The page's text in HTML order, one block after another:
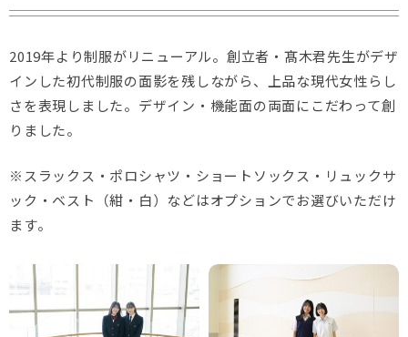
Instagram Facebook YouTube LINE
2019年より制服がリニューアル。創立者・髙木君先生がデザ
インした初代制服の面影を残しながら、上品な現代女性らし
さを表現しました。デザイン・機能面の両面にこだわって創
りました。
※スラックス・ポロシャツ・ショートソックス・リュックサ
ック・ベスト（紺・白）などはオプションでお選びいただけ
ます。